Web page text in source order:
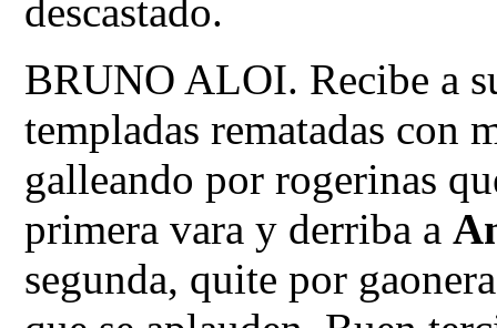
descastado.
BRUNO ALOI. Recibe a
templadas rematadas
galleando por rogerinas
primera vara y derriba a
segunda, quite por